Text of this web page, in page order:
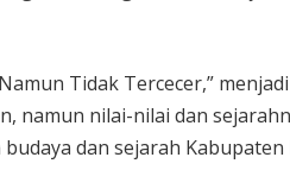
Tidak Tercecer,”
namun nilai-nilai dan
dan sejarah Kabupaten